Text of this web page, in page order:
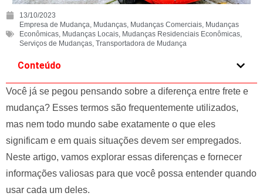
e
l
e
t
b
l
a
n
k
13/10/2023
Empresa de Mudança, Mudanças, Mudanças Comerciais, Mudanças
Econômicas, Mudanças Locais, Mudanças Residenciais Econômicas,
Serviços de Mudanças, Transportadora de Mudança
Conteúdo
Você já se pegou pensando sobre a diferença entre frete e
mudança? Esses termos são frequentemente utilizados,
mas nem todo mundo sabe exatamente o que eles
significam e em quais situações devem ser empregados.
Neste artigo, vamos explorar essas diferenças e fornecer
informações valiosas para que você possa entender quando
usar cada um deles.